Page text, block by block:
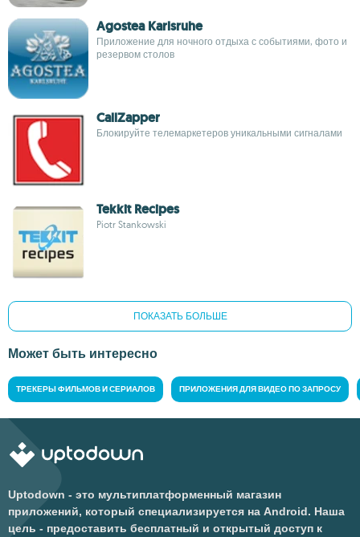
Agostea Karlsruhe
Приложение для ночного отдыха с событиями, фото и
резервом столов
CallZapper
Блокируйте телемаркетеров уникальными сигналами
Tekkit Recipes
Piotr Stankowski
ПОКАЗАТЬ БОЛЬШЕ
Может быть интересно
ТРЕКЕРЫ ФИЛЬМОВ И СЕРИАЛОВ ПРИЛОЖЕНИЯ ДЛЯ ВИДЕО ПО ЗАПРОСУ
Uptodown - это мультиплатформенный магазин
приложений, который специализируется на Android. Наша
цель - предоставить бесплатный и открытый доступ к